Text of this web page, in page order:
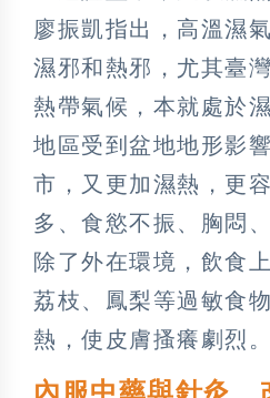
廖振凱指出，高溫濕
濕邪和熱邪，尤其臺
熱帶氣候，本就處於
地區受到盆地地形影
市，又更加濕熱，更
多、食慾不振、胸悶
除了外在環境，飲食
荔枝、鳳梨等過敏食
熱，使皮膚搔癢劇烈。
內服中藥與針灸